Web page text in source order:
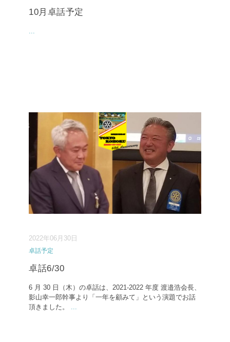
10月卓話予定
...
2022年06月30日
卓話予定
卓話6/30
6 月 30 日（木）の卓話は、2021-2022 年度 渡邉浩会長、
影山幸一郎幹事より「一年を顧みて」という演題でお話
頂きました。 ...